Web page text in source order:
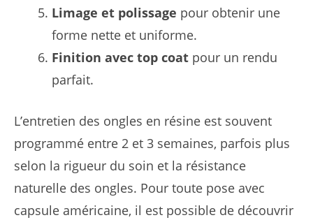
Limage et polissage pour obtenir une
forme nette et uniforme.
Finition avec top coat pour un rendu
parfait.
L’entretien des ongles en résine est souvent
programmé entre 2 et 3 semaines, parfois plus
selon la rigueur du soin et la résistance
naturelle des ongles. Pour toute pose avec
capsule américaine, il est possible de découvrir